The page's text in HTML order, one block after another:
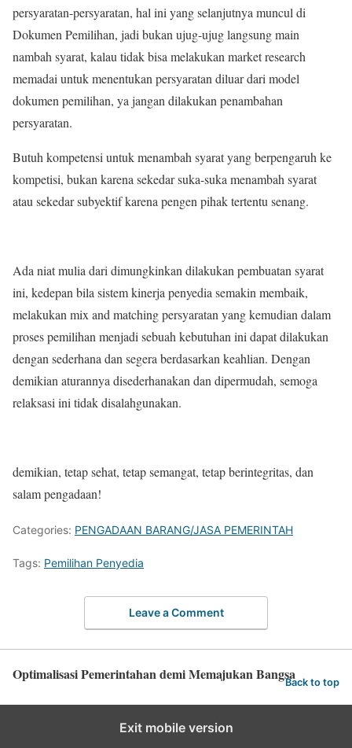
persyaratan-persyaratan, hal ini yang selanjutnya muncul di
Dokumen Pemilihan, jadi bukan ujug-ujug langsung main
nambah syarat, kalau tidak bisa melakukan market research
memadai untuk menentukan persyaratan diluar dari model
dokumen pemilihan, ya jangan dilakukan penambahan
persyaratan.
Butuh kompetensi untuk menambah syarat yang berpengaruh ke
kompetisi, bukan karena sekedar suka-suka menambah syarat
atau sekedar subyektif karena pengen pihak tertentu senang.
Ada niat mulia dari dimungkinkan dilakukan pembuatan syarat
ini, kedepan bila sistem kinerja penyedia semakin membaik,
melakukan mix and matching persyaratan yang kemudian dalam
proses pemilihan menjadi sebuah kebutuhan ini dapat dilakukan
dengan sederhana dan segera berdasarkan keahlian. Dengan
demikian aturannya disederhanakan dan dipermudah, semoga
relaksasi ini tidak disalahgunakan.
demikian, tetap sehat, tetap semangat, tetap berintegritas, dan
salam pengadaan!
Categories: PENGADAAN BARANG/JASA PEMERINTAH
Tags: Pemilihan Penyedia
Leave a Comment
Optimalisasi Pemerintahan demi Memajukan BangsaBack to top
Exit mobile version